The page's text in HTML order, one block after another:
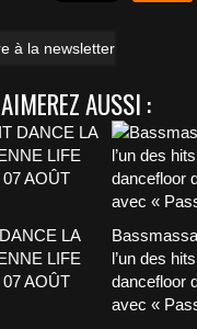
à la newsletter
AUSSI :
LA
LIFE
07 AOÛT
l’un des hits
dancefloor
avec «